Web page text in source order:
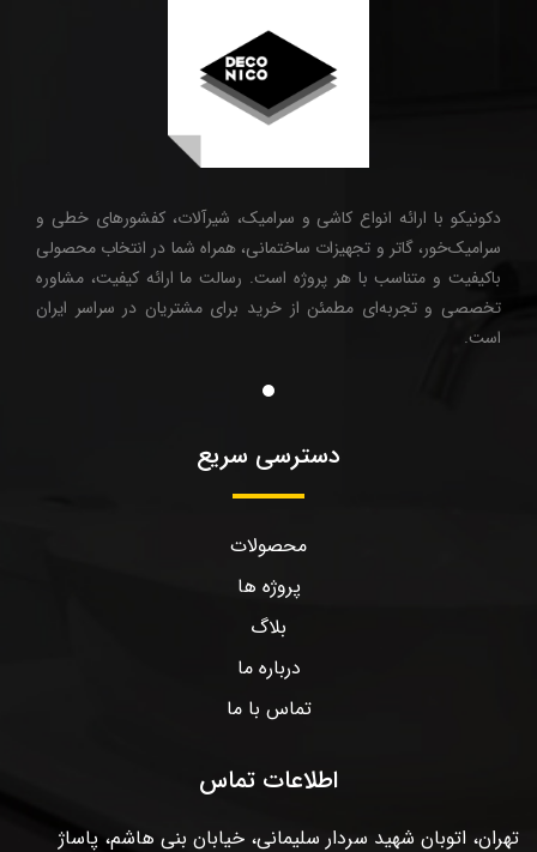
دکونیکو با ارائه انواع کاشی و سرامیک، شیرآلات، کفشورهای خطی و
سرامیک‌خور، گاتر و تجهیزات ساختمانی، همراه شما در انتخاب محصولی
باکیفیت و متناسب با هر پروژه است. رسالت ما ارائه کیفیت، مشاوره
تخصصی و تجربه‌ای مطمئن از خرید برای مشتریان در سراسر ایران
است.
دسترسی سریع
محصولات
پروژه ها
بلاگ
درباره ما
تماس با ما
اطلاعات تماس
تهران، اتوبان شهید سردار سلیمانی، خیابان بنی هاشم، پاساژ